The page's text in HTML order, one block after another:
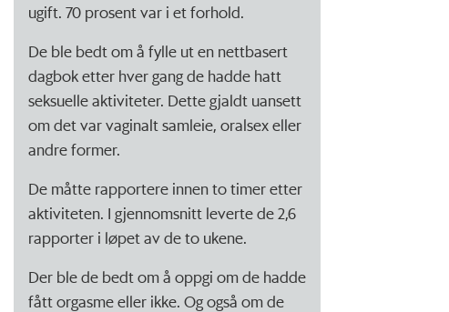
ugift. 70 prosent var i et forhold.
De ble bedt om å fylle ut en nettbasert
dagbok etter hver gang de hadde hatt
seksuelle aktiviteter. Dette gjaldt uansett
om det var vaginalt samleie, oralsex eller
andre former.
De måtte rapportere innen to timer etter
aktiviteten. I gjennomsnitt leverte de 2,6
rapporter i løpet av de to ukene.
Der ble de bedt om å oppgi om de hadde
fått orgasme eller ikke. Og også om de